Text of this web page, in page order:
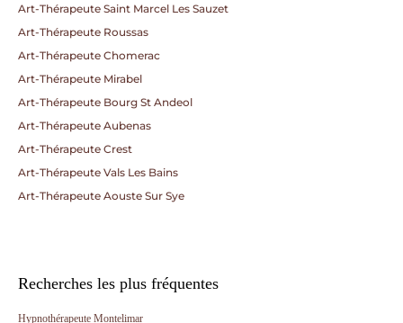
Art-Thérapeute Saint Marcel Les Sauzet
Art-Thérapeute Roussas
Art-Thérapeute Chomerac
Art-Thérapeute Mirabel
Art-Thérapeute Bourg St Andeol
Art-Thérapeute Aubenas
Art-Thérapeute Crest
Art-Thérapeute Vals Les Bains
Art-Thérapeute Aouste Sur Sye
Recherches les plus fréquentes
Hypnothérapeute Montelimar